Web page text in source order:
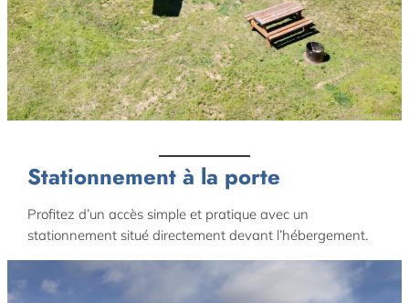
Stationnement à la porte
Profitez d’un accès simple et pratique avec un
stationnement situé directement devant l’hébergement.